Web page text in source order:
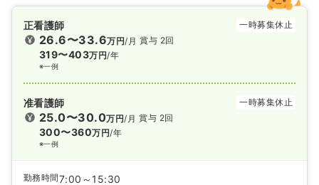
正看護師 一時募集休止
26.6〜33.6万円/月
319〜403万円/年
※一例
賞与 2回
准看護師 一時募集休止
25.0〜30.0万円/月
300〜360万円/年
※一例
賞与 2回
勤務時間7:00～15:30